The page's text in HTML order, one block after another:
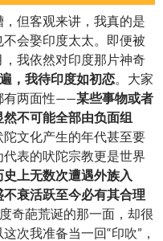
但客观来讲，我真的是
会娶印度太太。即便被
我依然对印度那片神奇
，我待印度如初恋。大家
有两面性——某些事物或者
不可能全部由负面组
陀文化产生的年代甚至要
表的吠陀宗教更是世界
史上无数次遭遇外族入
衰活跃至今必有其合理
奇葩荒诞的那一面，却很
次我准备当一回“印吹”，